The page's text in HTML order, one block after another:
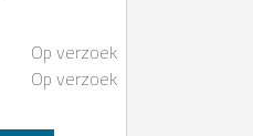
Op verzoek
Op verzoek